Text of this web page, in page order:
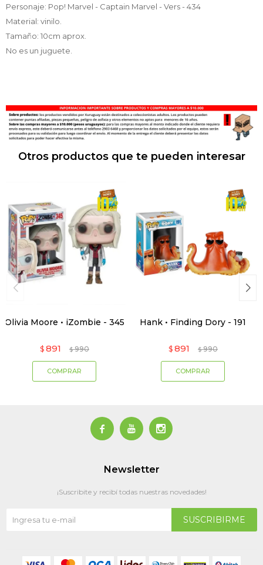
Personaje: Pop! Marvel - Captain Marvel - Vers - 434
Material: vinilo.
Tamaño: 10cm aprox.
No es un juguete.
Otros productos que te pueden interesar
Olivia Moore • iZombie - 345
$ 891 $ 990
Hank • Finding Dory - 191
$ 891 $ 990
  
Newsletter
¡Suscribite y recibí todas nuestras novedades!
SUSCRIBIRME